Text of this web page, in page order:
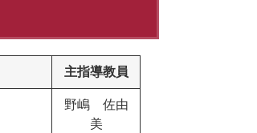
主指導教員
野嶋 佐由
美